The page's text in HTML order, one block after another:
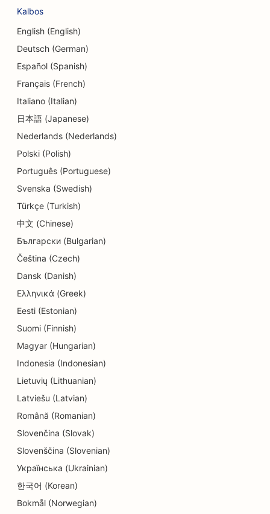
Šokių studijų SEO
Dermabrazijos paslaugų SEO
SEO optimizavimas vaikų priežiūros centrams
SEO odontologijos klinikoms
SEO restoranams
SEO keksiukų parduotuvėms
SEO švietimo ir vaikų priežiūros paslaugoms
SEO parduotuvėms, kuriose prekiaujama
keksiukais
SEO elektrikams
SEO sausoms valykloms
SEO elektronikos parduotuvėms
SEO inžinerijos įmonėms
SEO endodontologams
SEO pramogoms ir poilsiui
Etninių restoranų EO
'Farm-to-Table' restoranų SEO
SEO veido pakėlimo paslaugoms
SEO šeimos restoranams
SEO finansų planuotojams
Kalbos
English (English)
Deutsch (German)
Español (Spanish)
Français (French)
Italiano (Italian)
日本語 (Japanese)
Nederlands (Nederlands)
Polski (Polish)
Português (Portuguese)
Svenska (Swedish)
Türkçe (Turkish)
中文 (Chinese)
Български (Bulgarian)
Čeština (Czech)
Dansk (Danish)
Ελληνικά (Greek)
Eesti (Estonian)
Suomi (Finnish)
Magyar (Hungarian)
Indonesia (Indonesian)
Lietuvių (Lithuanian)
Latviešu (Latvian)
Română (Romanian)
Slovenčina (Slovak)
Slovenščina (Slovenian)
Українська (Ukrainian)
한국어 (Korean)
Bokmål (Norwegian)